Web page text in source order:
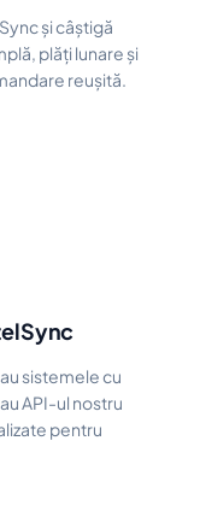
și câștigă
plăți lunare și
reușită.
sistemele cu
API-ul nostru
pentru